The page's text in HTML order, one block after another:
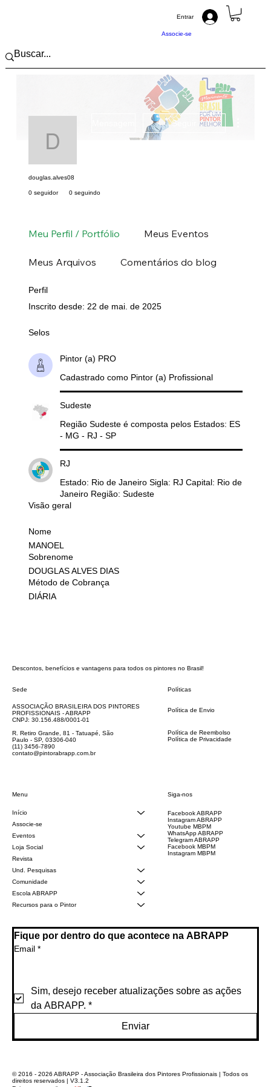
Associe-se
Entrar
douglas.alves08
Seguir
douglas.alves08
0 seguidor 0 seguindo
Meu Perfil / Portfólio Meus Eventos
Meus Arquivos Comentários do blog
Perfil
Inscrito desde: 22 de mai. de 2025
Selos
Pintor (a) PRO
Cadastrado como Pintor (a) Profissional
Sudeste
Região Sudeste é composta pelos Estados: ES
- MG - RJ - SP
RJ
Estado: Rio de Janeiro Sigla: RJ Capital: Rio de
Janeiro Região: Sudeste
Visão geral
Nome
MANOEL
Sobrenome
DOUGLAS ALVES DIAS
Método de Cobrança
DIÁRIA
Descontos, benefícios e vantagens para todos os pintores no Brasil!
Sede
ASSOCIAÇÃO BRASILEIRA DOS PINTORES
PROFISSIONAIS - ABRAPP
CNPJ: 30.156.488/0001-01
R. Retiro Grande, 81 - Tatuapé, São
Paulo - SP, 03306-040
(11) 3456-7890
contato@pintorabrapp.com.br
Menu
Início
Associe-se
Eventos
Loja Social
Revista
Und. Pesquisas
Comunidade
Escola ABRAPP
Recursos para o Pintor
Políticas
Política de Envio
Política de Reembolso
Política de Privacidade
Siga-nos
Facebook ABRAPP
Instagram ABRAPP
Youtube MBPM
WhatsApp ABRAPP
Telegram ABRAPP
Facebook MBPM
Instagram MBPM
Fique por dentro do que acontece na ABRAPP
Email *
Sim, desejo receber atualizações sobre as ações
da ABRAPP. *
Enviar
© 2016 - 2026 ABRAPP - Associação Brasileira dos Pintores Profissionais | Todos os
direitos reservados | V3.1.2